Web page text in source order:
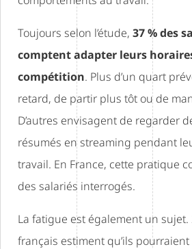
Toujours selon l’étude, 37 % des
comptent adapter leurs
compétition. Plus d’un quart
retard, de partir plus tôt ou de
D’autres envisagent de regarder
résumés en streaming pendant
travail. En France, cette pratique
des salariés interrogés.
La fatigue est également un sujet.
français estiment qu’ils